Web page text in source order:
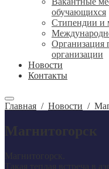
обучающихся
Стипендии и
Организация
организации
Новости
Контакты
Главная / Новости /